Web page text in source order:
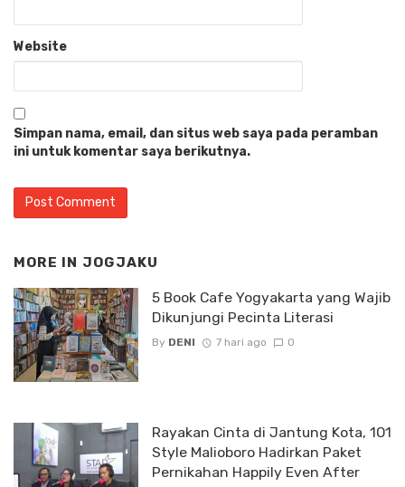
Website
Simpan nama, email, dan situs web saya pada peramban
ini untuk komentar saya berikutnya.
MORE IN JOGJAKU
5 Book Cafe Yogyakarta yang Wajib
Dikunjungi Pecinta Literasi
By DENI 7 hari ago 0
Rayakan Cinta di Jantung Kota, 1O1
Style Malioboro Hadirkan Paket
Pernikahan Happily Even After